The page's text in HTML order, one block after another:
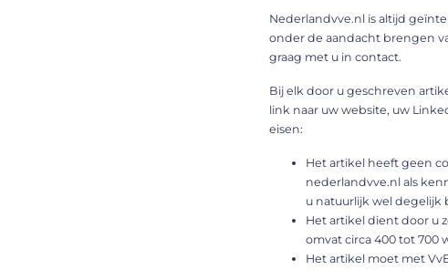
Nederlandvve.nl is altijd
onder de aandacht brengen
graag met u in contact.
Bij elk door u geschreven
link naar uw website, uw
eisen:
Het artikel heeft geen
nederlandvve.nl als
u natuurlijk wel degelijk
Het artikel dient door u
omvat circa 400 tot 700
Het artikel moet met